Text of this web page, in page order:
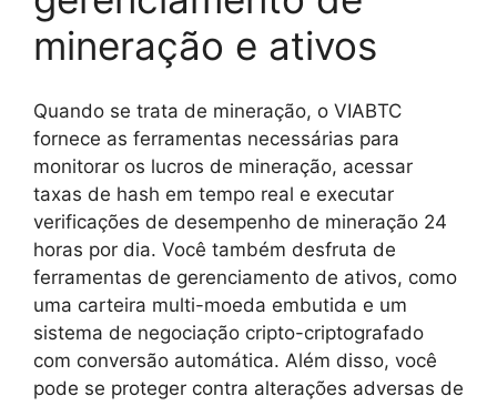
mineração e ativos
Quando se trata de mineração, o VIABTC
fornece as ferramentas necessárias para
monitorar os lucros de mineração, acessar
taxas de hash em tempo real e executar
verificações de desempenho de mineração 24
horas por dia. Você também desfruta de
ferramentas de gerenciamento de ativos, como
uma carteira multi-moeda embutida e um
sistema de negociação cripto-criptografado
com conversão automática. Além disso, você
pode se proteger contra alterações adversas de